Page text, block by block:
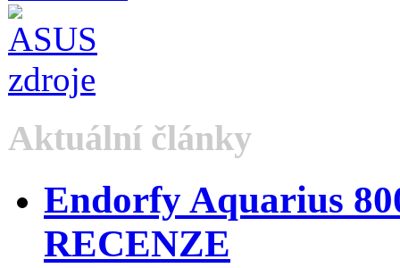
Aktuální články
Endorfy Aquarius
RECENZE